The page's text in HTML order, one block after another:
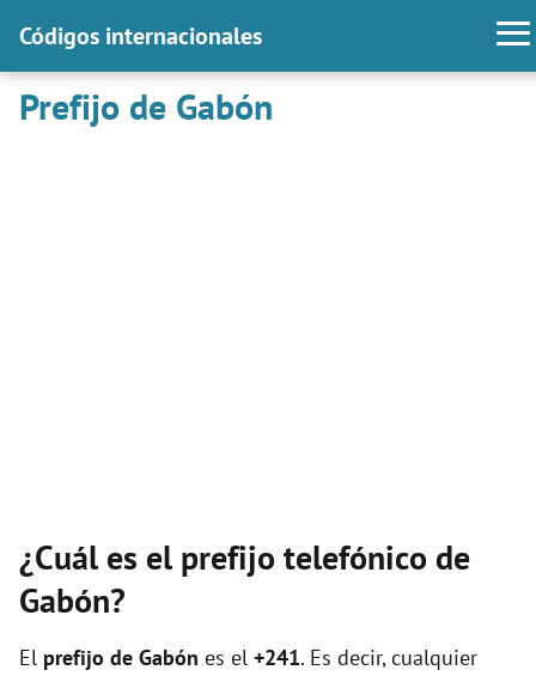
Códigos internacionales
Prefijo de Gabón
¿Cuál es el prefijo telefónico de
Gabón?
El prefijo de Gabón es el +241. Es decir, cualquier